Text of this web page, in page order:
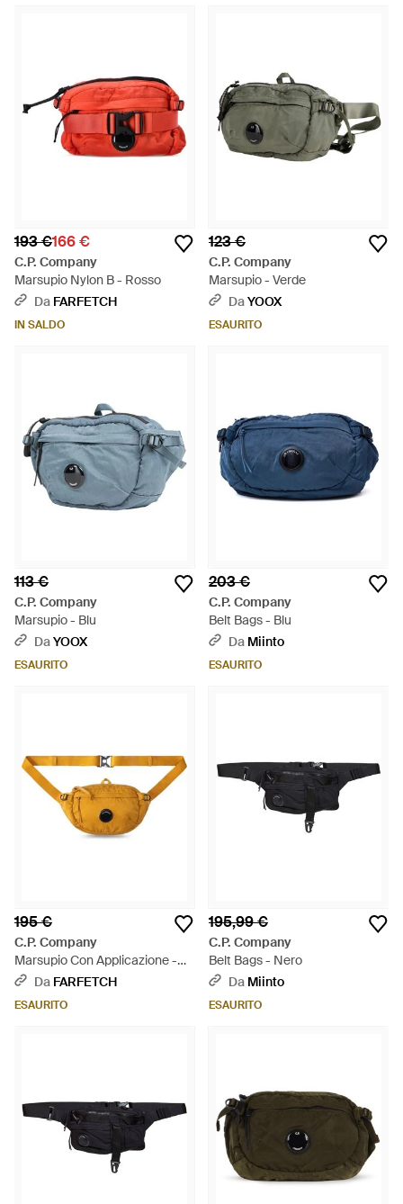
193 €166 €
C.P. Company
Marsupio Nylon B - Rosso
Da FARFETCH
IN SALDO
123 €
C.P. Company
Marsupio - Verde
DaYOOX
ESAURITO
113 €
C.P. Company
Marsupio - Blu
DaYOOX
ESAURITO
203 €
C.P. Company
Belt Bags - Blu
Da Miinto
ESAURITO
195 €
C.P. Company
Marsupio Con Applicazione -
Neutro
Da FARFETCH
ESAURITO
195,99 €
C.P. Company
Belt Bags - Nero
Da Miinto
ESAURITO